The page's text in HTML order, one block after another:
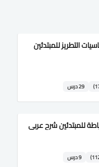
التطريز للمبتدئين
29 درس
للمبتدئين شرح عربى
9 درس